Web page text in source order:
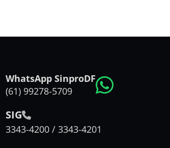
WhatsApp SinproDF
(61) 99278-5709
SIG
3343-4200 / 3343-4201